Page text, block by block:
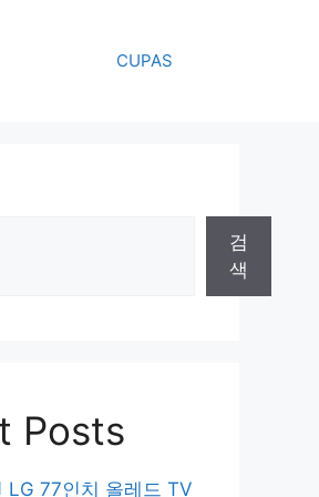
CUPAS
검
색
Posts
LG 77인치 올레드 TV